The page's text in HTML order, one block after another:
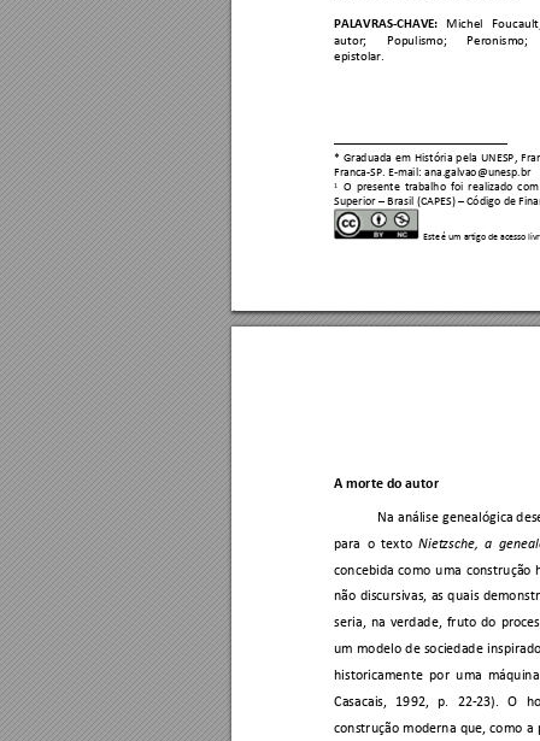
PALAVRAS-CHAVE: Michel
autor;
Populismo;
Peronismo;
epistolar.
* Graduada em História pela UNESP,
Franca-SP. E-mail: ana.galvao@unesp.br
1 O presente trabalho foi realizado com
Superior – Brasil (CAPES) – Código de
Este é um artigo de acesso
A morte do autor
Na análise genealógica
para o texto Nietzsche, a
concebida como uma construção
não discursivas, as quais
seria, na verdade, fruto do
um modelo de sociedade in
historicamente por uma
Casacais,
1992, p. 22-23). O
construção moderna que, como a